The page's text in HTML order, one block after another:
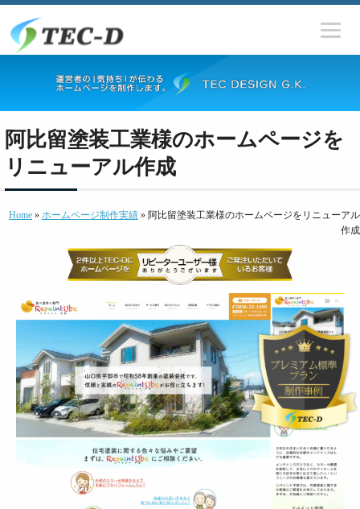
阿比留塗装工業様のホームページを
リニューアル作成
Home » ホームページ制作実績 » 阿比留塗装工業様のホームページをリニューアル
作成